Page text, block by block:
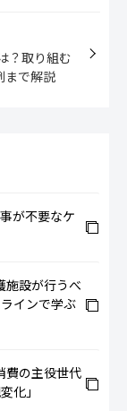
？取り組む
まで解説
が不要なケ
施設が行うべ
インで学ぶ
費の主役世代
化」